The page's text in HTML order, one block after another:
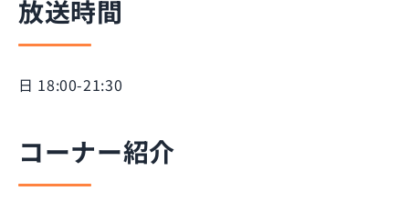
放送時間
日 18:00-21:30
コーナー紹介